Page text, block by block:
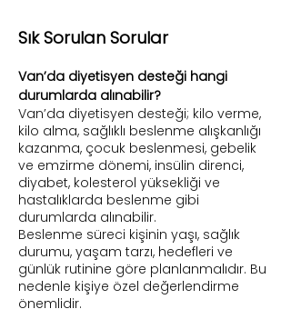
Sık Sorulan Sorular​
Van’da diyetisyen desteği hangi
durumlarda alınabilir?
Van’da diyetisyen desteği; kilo verme,
kilo alma, sağlıklı beslenme alışkanlığı
kazanma, çocuk beslenmesi, gebelik
ve emzirme dönemi, insülin direnci,
diyabet, kolesterol yüksekliği ve
hastalıklarda beslenme gibi
durumlarda alınabilir.
Beslenme süreci kişinin yaşı, sağlık
durumu, yaşam tarzı, hedefleri ve
günlük rutinine göre planlanmalıdır. Bu
nedenle kişiye özel değerlendirme
önemlidir.